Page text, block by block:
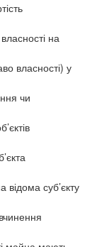
на
власності) у
чи
відома суб’єкту